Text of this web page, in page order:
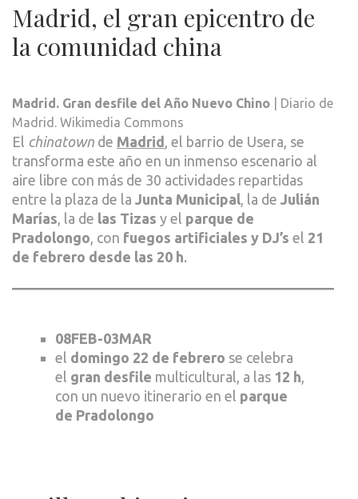
Madrid, el gran epicentro de
la comunidad china
Madrid. Gran desfile del Año Nuevo Chino | Diario de
Madrid. Wikimedia Commons
El chinatown de Madrid , el barrio de Usera, se
transforma este año en un inmenso escenario al
aire libre con más de 30 actividades repartidas
entre la plaza de la Junta Municipal , la de Julián
Marías , la de las Tizas y el parque de
Pradolongo , con fuegos artificiales y DJ’s el 21
de febrero desde las 20 h.
08FEB-03MAR
el domingo 22 de febrero se celebra
el gran desfile multicultural, a las 12 h
con un nuevo itinerario en el parque
de Pradolongo